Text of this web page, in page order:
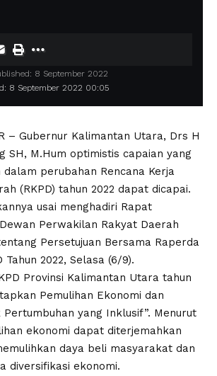
8 September 2022 00:05
8 September 2022
– Gubernur Kalimantan Utara, Drs H
SH, M.Hum optimistis capaian yang
perubahan Rencana Kerja
(RKPD) tahun 2022 dapat dicapai.
usai menghadiri Rapat
Perwakilan Rakyat Daerah
Persetujuan Bersama Raperda
Tahun 2022, Selasa (6/9).
Provinsi Kalimantan Utara tahun
Pemulihan Ekonomi dan
Pertumbuhan yang Inklusif”. Menurut
ekonomi dapat diterjemahkan
daya beli masyarakat dan
diversifikasi ekonomi.